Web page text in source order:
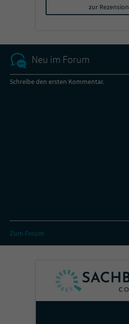
zur Rezension
Neu im Forum
Schreibe den ersten Kommentar.
Zum Forum